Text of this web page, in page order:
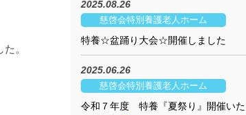
。
2025.08.26
慈啓会特別養護老人ホーム
特養☆盆踊り大会☆開催しました
2025.06.26
慈啓会特別養護老人ホーム
令和７年度 特養『夏祭り』開催いた